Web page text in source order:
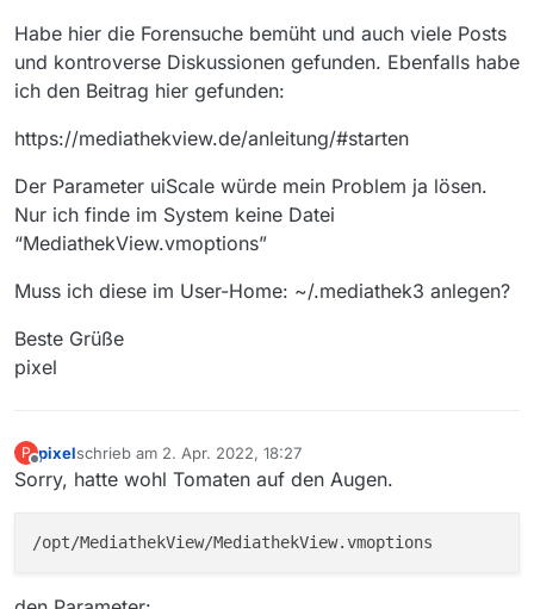
Habe hier die Forensuche bemüht und auch viele Posts
und kontroverse Diskussionen gefunden. Ebenfalls habe
ich den Beitrag hier gefunden:
https://mediathekview.de/anleitung/#starten
Der Parameter uiScale würde mein Problem ja lösen.
Nur ich finde im System keine Datei
“MediathekView.vmoptions”
Muss ich diese im User-Home: ~/.mediathek3 anlegen?
Beste Grüße
pixel
P
Offline
pixelschrieb am 2. Apr. 2022, 18:27
zuletzt editiert von
Sorry, hatte wohl Tomaten auf den Augen.